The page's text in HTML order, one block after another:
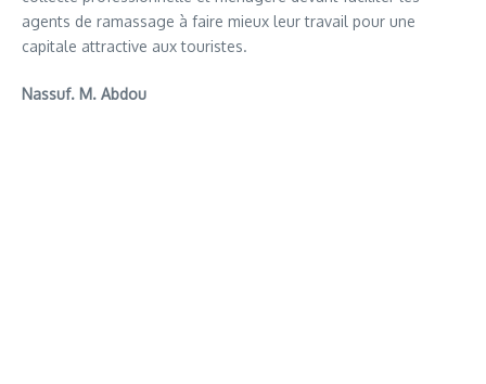
agents de ramassage à faire mieux leur travail pour une
capitale attractive aux touristes.
Nassuf. M. Abdou